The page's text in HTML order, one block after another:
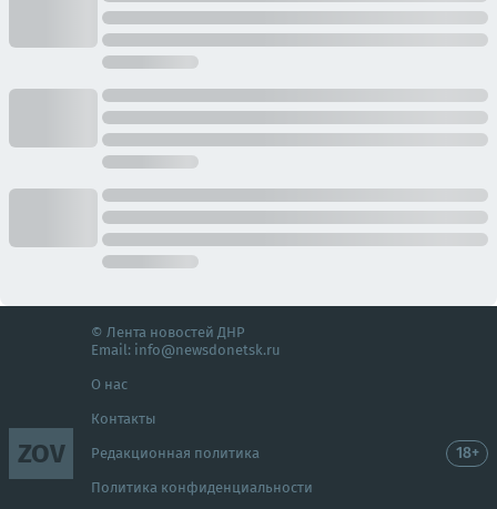
ZOV
© Лента новостей ДНР
Email: info@newsdonetsk.ru
О нас
Контакты
Редакционная политика
Политика конфиденциальности
18+